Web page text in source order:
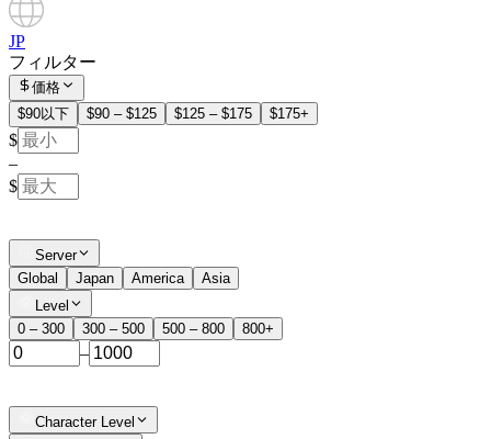
JP
フィルター
価格
$90以下
$90 – $125 $125 – $175 $175+
$
–
$
Server
Global
Japan America
Asia
Level
0 – 300
300 – 500 500 – 800 800+
–
Character Level